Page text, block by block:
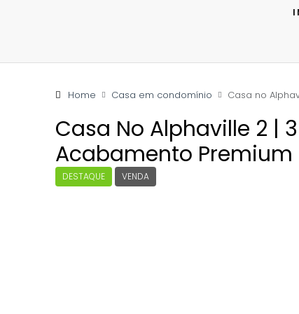
Home Casa em condomínio Casa no
Casa No Alphaville 2 |
Acabamento Premium
DESTAQUE VENDA